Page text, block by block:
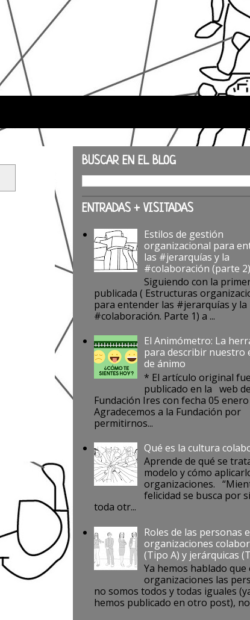
BUSCAR EN EL BLOG
ENTRADAS + VISITADAS
Estilos de gestión
organizacional para
las #jerarquías y la
#colaboración (parte
Siguiendo con la
publicada ( Estructuras
para entender las #jerarquías y la
#colaboración. Parte 1) a ...
El Animómetro: La
para describir nuestro
de ánimo
* El artículo original
publicado en la web
Fundación Ires con fecha 05 enero
Agradecemos a la Fundación por
permitirnos...
Qué es la cultura
Aprende de qué se
modelo y cómo
organizaciones.
felicidad se busca por
toda otr...
Roles de las personas
organizaciones
(Tipo A) y jerárquicas
Ya hemos hablado que
organizaciones las
no somos todos y todas iguales
hemos publicado en otro post),